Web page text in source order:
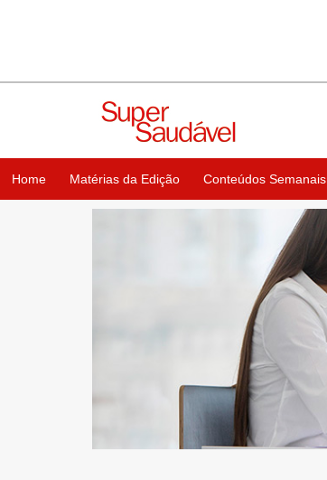
Home Matérias da Edição Conteúdos Semanais